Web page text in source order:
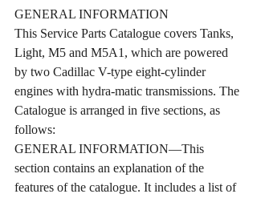
GENERAL INFORMATION
This Service Parts Catalogue covers Tanks,
Light, M5 and M5A1, which are powered
by two Cadillac V-type eight-cylinder
engines with hydra-matic transmissions. The
Catalogue is arranged in five sections, as
follows:
GENERAL INFORMATION—This
section contains an explanation of the
features of the catalogue. It includes a list of